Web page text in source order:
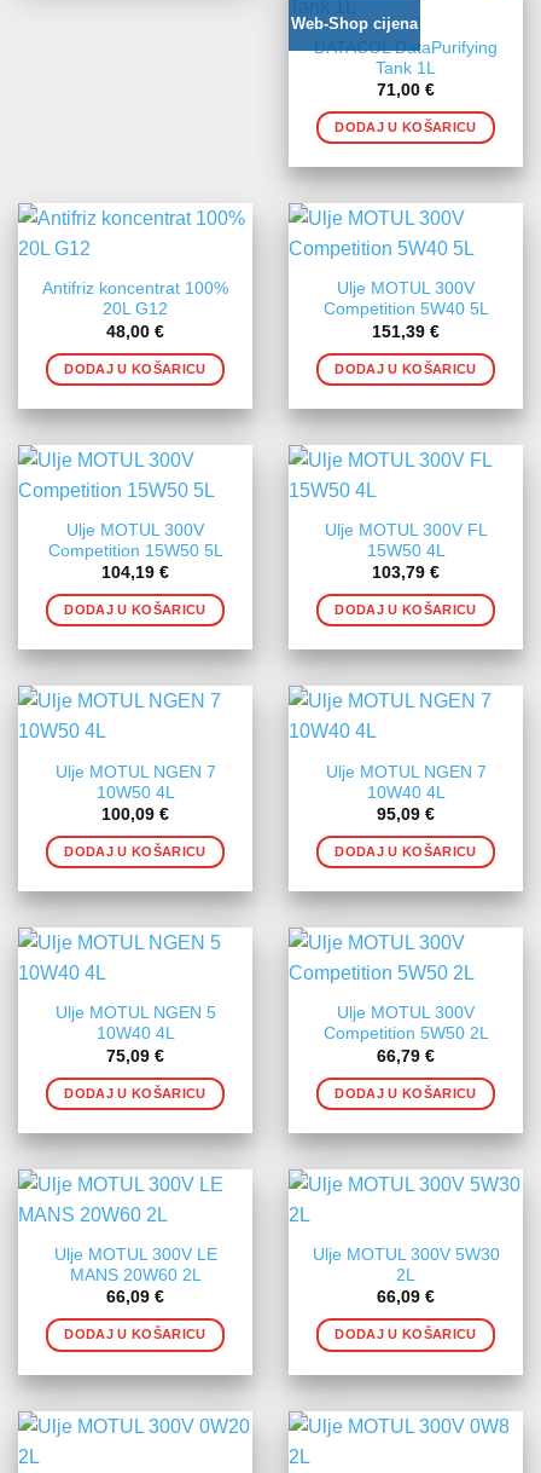
Web-Shop cijena
DATACOL DataPurifying
Tank 1L
71,00 €
DODAJ U KOŠARICU
Antifriz koncentrat 100%
20L G12
48,00 €
DODAJ U KOŠARICU
Ulje MOTUL 300V
Competition 5W40 5L
151,39 €
DODAJ U KOŠARICU
Ulje MOTUL 300V
Competition 15W50 5L
104,19 €
DODAJ U KOŠARICU
Ulje MOTUL 300V FL
15W50 4L
103,79 €
DODAJ U KOŠARICU
Ulje MOTUL NGEN 7
10W50 4L
100,09 €
DODAJ U KOŠARICU
Ulje MOTUL NGEN 7
10W40 4L
95,09 €
DODAJ U KOŠARICU
Ulje MOTUL NGEN 5
10W40 4L
75,09 €
DODAJ U KOŠARICU
Ulje MOTUL 300V
Competition 5W50 2L
66,79 €
DODAJ U KOŠARICU
Ulje MOTUL 300V LE
MANS 20W60 2L
66,09 €
DODAJ U KOŠARICU
Ulje MOTUL 300V 5W30
2L
66,09 €
DODAJ U KOŠARICU